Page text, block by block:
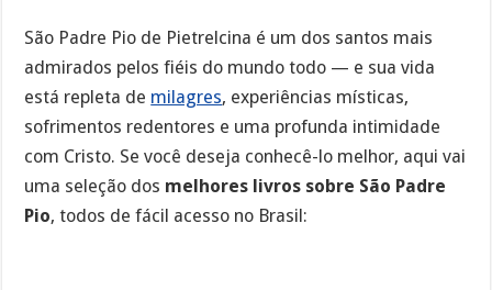
São Padre Pio de Pietrelcina é um dos santos mais
admirados pelos fiéis do mundo todo — e sua vida
está repleta de milagres, experiências místicas,
sofrimentos redentores e uma profunda intimidade
com Cristo. Se você deseja conhecê-lo melhor, aqui vai
uma seleção dos melhores livros sobre São Padre
Pio, todos de fácil acesso no Brasil: